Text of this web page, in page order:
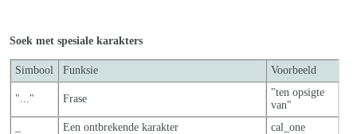
Soek met spesiale karakters
Simbool Funksie Voorbeeld
"..." Frase
"ten opsigte
van"
Een ontbrekende karakter
cal_one